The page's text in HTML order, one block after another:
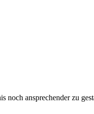
noch ansprechender zu